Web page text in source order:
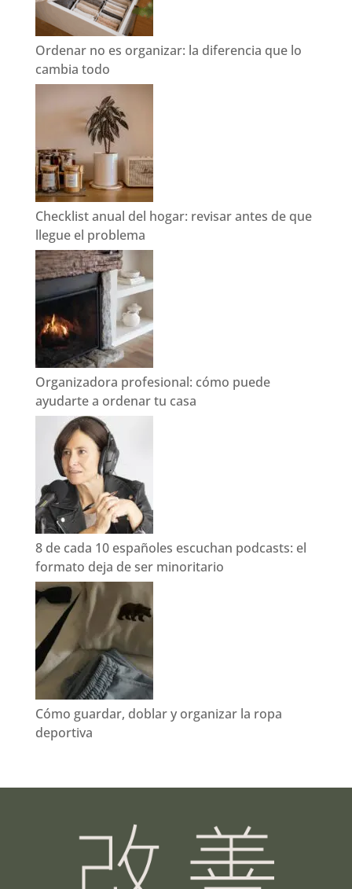
Ordenar no es organizar: la diferencia que lo
cambia todo
Checklist anual del hogar: revisar antes de que
llegue el problema
Organizadora profesional: cómo puede
ayudarte a ordenar tu casa
8 de cada 10 españoles escuchan podcasts: el
formato deja de ser minoritario
Cómo guardar, doblar y organizar la ropa
deportiva